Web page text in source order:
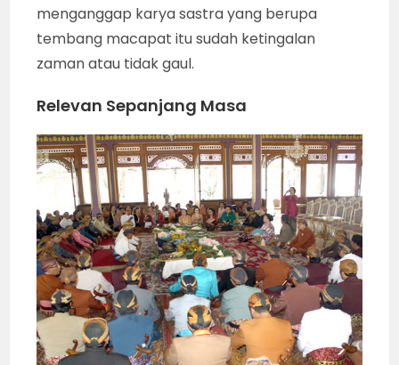
menganggap karya sastra yang berupa
tembang macapat itu sudah ketingalan
zaman atau tidak gaul.
Relevan Sepanjang Masa